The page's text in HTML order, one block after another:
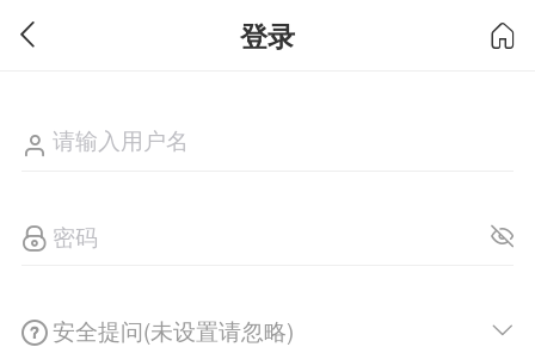
登录
安全提问(未设置请忽略)